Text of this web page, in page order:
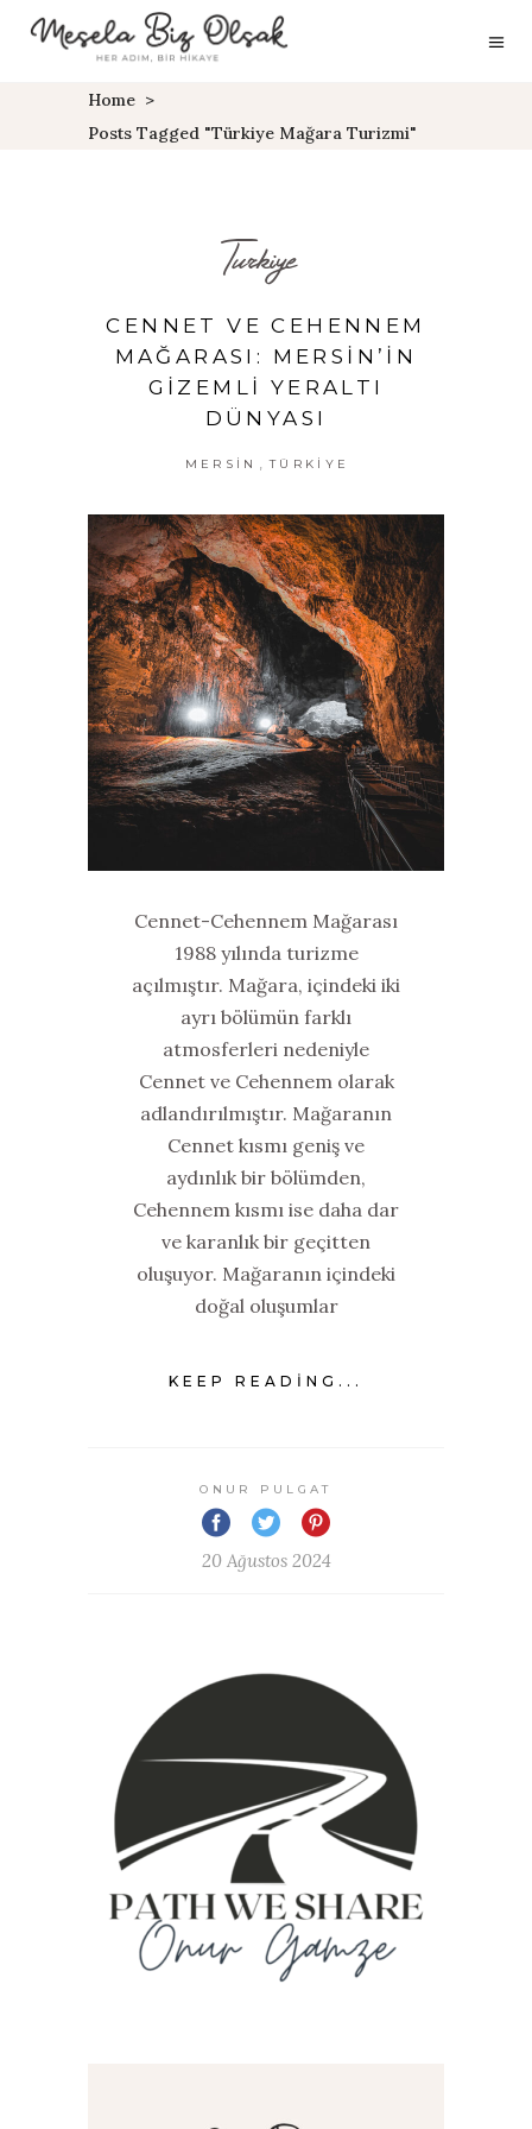
Home >
Posts Tagged "Türkiye Mağara Turizmi"
Turkiye
CENNET VE CEHENNEM
MAĞARASI: MERSIN’IN
GIZEMLI YERALTI
DÜNYASI
MERSIN TÜRKIYE
Cennet-Cehennem Mağarası
1988 yılında turizme
açılmıştır. Mağara, içindeki iki
ayrı bölümün farklı
atmosferleri nedeniyle
Cennet ve Cehennem olarak
adlandırılmıştır. Mağaranın
Cennet kısmı geniş ve
aydınlık bir bölümden,
Cehennem kısmı ise daha dar
ve karanlık bir geçitten
oluşuyor. Mağaranın içindeki
doğal oluşumlar
KEEP READING...
ONUR PULGAT
20 Ağustos 2024